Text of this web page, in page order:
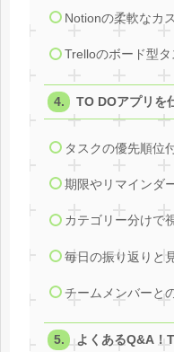
Notionの柔軟なカ
Trelloのボード型タ
TO DOアプリを
タスクの優先順位
期限やリマインダ
カテゴリー分けで
毎日の振り返りと
チームメンバーと
よくあるQ&A！